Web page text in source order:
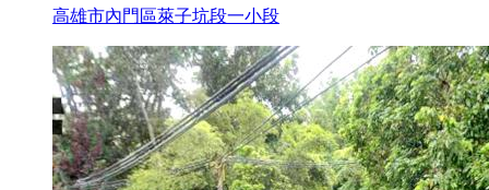
高雄市內門區萊子坑段一小段